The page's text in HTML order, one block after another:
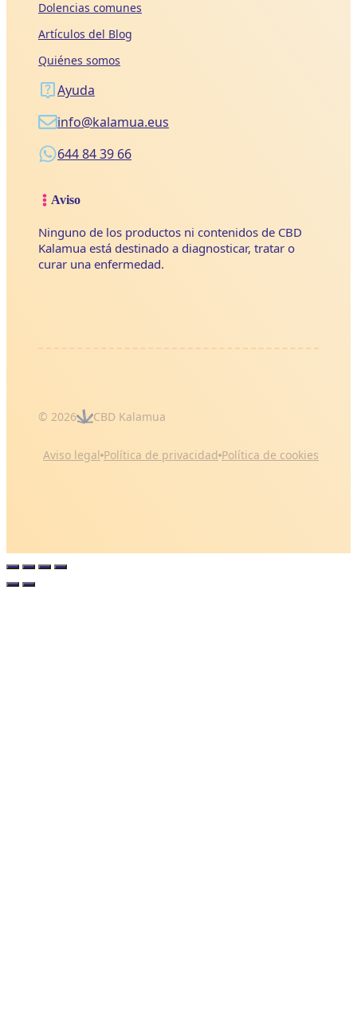
Dolencias comunes
Artículos del Blog
Quiénes somos
Ayuda
info@kalamua.eus
644 84 39 66
Aviso
Ninguno de los productos ni contenidos de CBD
Kalamua está destinado a diagnosticar, tratar o
curar una enfermedad.
© 2026 CBD Kalamua
Aviso legal Política de privacidad Política de cookies